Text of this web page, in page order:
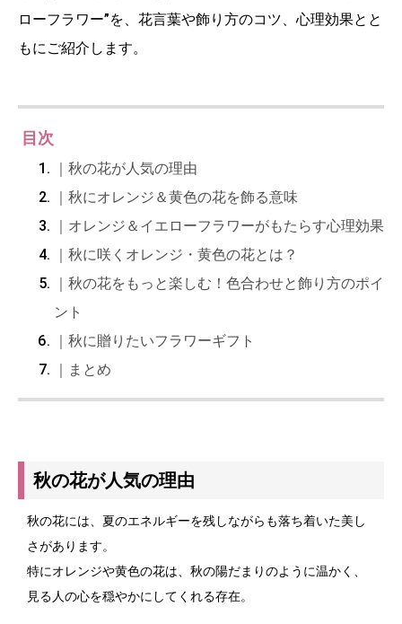
ローフラワー”を、花言葉や飾り方のコツ、心理効果とと
もにご紹介します。
目次
｜秋の花が人気の理由
｜秋にオレンジ＆黄色の花を飾る意味
｜オレンジ＆イエローフラワーがもたらす心理効果
｜秋に咲くオレンジ・黄色の花とは？
｜秋の花をもっと楽しむ！色合わせと飾り方のポイ
ント
｜秋に贈りたいフラワーギフト
｜まとめ
秋の花が人気の理由
秋の花には、夏のエネルギーを残しながらも落ち着いた美し
さがあります。
特にオレンジや黄色の花は、秋の陽だまりのように温かく、
見る人の心を穏やかにしてくれる存在。